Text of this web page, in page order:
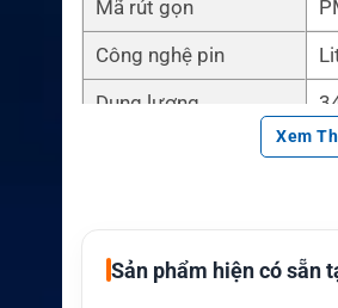
Mã rút gọn
Công nghệ pin
Dung lượng
Thiết bị tương thích
Xem
Sản phẩm hiện có sẵn